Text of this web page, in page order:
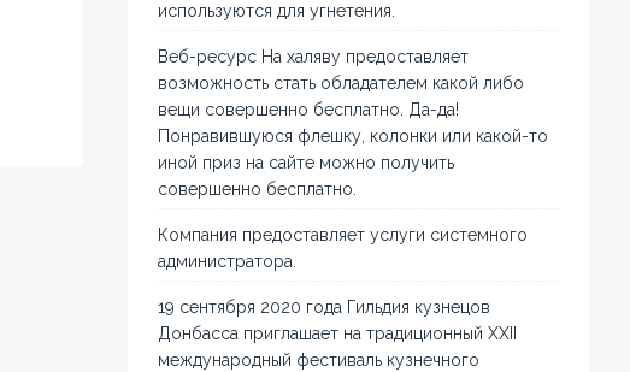
используются для угнетения.
Веб-ресурс На халяву предоставляет
возможность стать обладателем какой либо
вещи совершенно бесплатно. Да-да!
Понравившуюся флешку, колонки или какой-то
иной приз на сайте можно получить
совершенно бесплатно.
Компания предоставляет услуги системного
администратора.
19 сентября 2020 года Гильдия кузнецов
Донбасса приглашает на традиционный XXII
международный фестиваль кузнечного